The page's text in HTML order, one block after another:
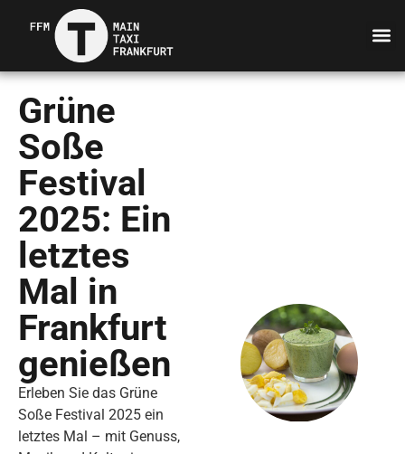
Grüne
Soße
Festival
2025: Ein
letztes
Mal in
Frankfurt
genießen
Erleben Sie das Grüne
Soße Festival 2025 ein
letztes Mal – mit Genuss,